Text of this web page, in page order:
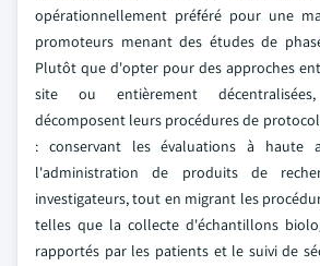
opérationnellement préféré pour une
promoteurs menant des études de
Plutôt que d'opter pour des approches
site ou entièrement
décomposent leurs procédures de
: conservant les évaluations à haute
l'administration de produits de
investigateurs, tout en migrant les
telles que la collecte d'échantillons
rapportés par les patients et le suivi de